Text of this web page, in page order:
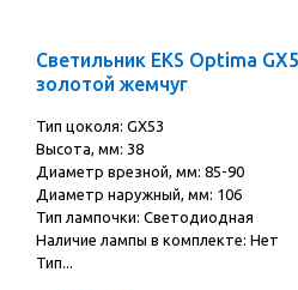
Светильник EKS Optima
золотой жемчуг
Тип цоколя: GX53
Высота, мм: 38
Диаметр врезной, мм: 85-90
Диаметр наружный, мм: 106
Тип лампочки: Светодиодная
Наличие лампы в комплекте: Нет
Тип...